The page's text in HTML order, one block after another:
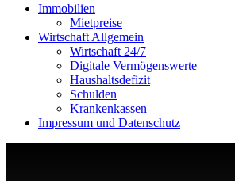
Immobilien
Mietpreise
Wirtschaft Allgemein
Wirtschaft 24/7
Digitale Vermögenswerte
Haushaltsdefizit
Schulden
Krankenkassen
Impressum und Datenschutz